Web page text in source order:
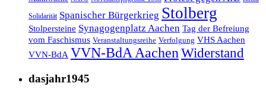
Solidarität Spanischer Bürgerkrieg Stolberg
Stolpersteine Synagogenplatz Aachen Tag der Befreiung
vom Faschismus Veranstaltungsreihe Verfolgung VHS Aachen
VVN-BdA VVN-BdA AachenWiderstand
dasjahr1945